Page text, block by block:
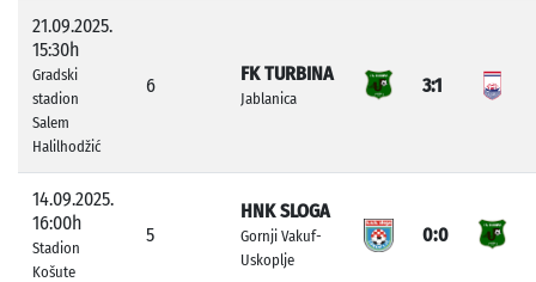
21.09.2025.
15:30h
Gradski
stadion
Salem
Halilhodžić
6
FK TURBINA
Jablanica
3:1
14.09.2025.
16:00h
Stadion
Košute
5
HNK SLOGA
Gornji Vakuf-
Uskoplje
0:0